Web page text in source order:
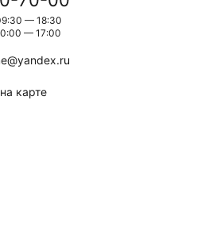
— 18:30
— 17:00
карте